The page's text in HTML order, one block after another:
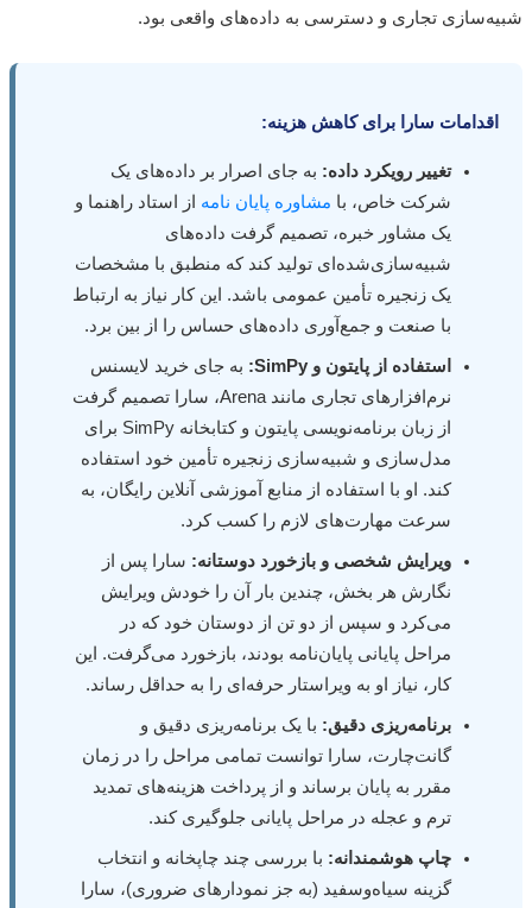
تجاری و دسترسی به داده‌های واقعی بود.
سارا برای کاهش هزینه:
تغییر رویکرد داده: به جای اصرار بر داده‌های یک
شرکت خاص، بامشاوره پایان نامهاز استاد راهنما و
یک مشاور خبره، تصمیم گرفت داده‌های
شبیه‌سازی‌شده‌ای تولید کند که منطبق با مشخصات
یک زنجیره تأمین عمومی باشد. این کار نیاز به ارتباط
با صنعت و جمع‌آوری داده‌های حساس را از بین برد.
استفاده از پایتون و SimPy:
به جای خرید لایسنس
نرم‌افزارهای تجاری مانند Arena، سارا تصمیم گرفت
از زبان برنامه‌نویسی پایتون و کتابخانه SimPy برای
مدل‌سازی و شبیه‌سازی زنجیره تأمین خود استفاده
کند. او با استفاده از منابع آموزشی آنلاین رایگان، به
سرعت مهارت‌های لازم را کسب کرد.
ویرایش شخصی و بازخورد دوستانه:سارا پس از
نگارش هر بخش، چندین بار آن را خودش ویرایش
می‌کرد و سپس از دو تن از دوستان خود که در
مراحل پایانی پایان‌نامه بودند، بازخورد می‌گرفت. این
کار، نیاز او به ویراستار حرفه‌ای را به حداقل رساند.
برنامه‌ریزی دقیق:با یک برنامه‌ریزی دقیق و
گانت‌چارت، سارا توانست تمامی مراحل را در زمان
مقرر به پایان برساند و از پرداخت هزینه‌های تمدید
ترم و عجله در مراحل پایانی جلوگیری کند.
چاپ هوشمندانه:با بررسی چند چاپخانه و انتخاب
گزینه سیاه‌وسفید (به جز نمودارهای ضروری)، سارا